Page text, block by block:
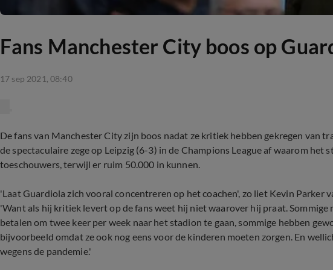
Fans Manchester City boos op
17 sep 2021, 08:40
De fans van Manchester City zijn boos nadat ze kritiek hebben gekregen van
de spectaculaire zege op Leipzig (6-3) in de Champions League af waarom het
toeschouwers, terwijl er ruim 50.000 in kunnen.
'Laat Guardiola zich vooral concentreren op het coachen', zo liet Kevin Parker
'Want als hij kritiek levert op de fans weet hij niet waarover hij praat. Sommige
betalen om twee keer per week naar het stadion te gaan, sommige hebben
bijvoorbeeld omdat ze ook nog eens voor de kinderen moeten zorgen. En
wegens de pandemie.'